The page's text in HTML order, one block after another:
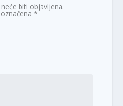
biti objavljena.
označena*